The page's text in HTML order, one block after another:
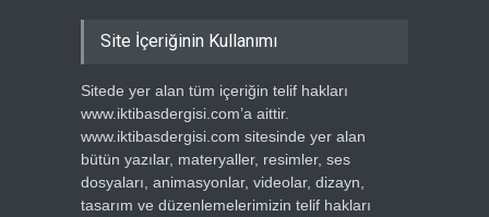
Site İçeriğinin Kullanımı
Sitede yer alan tüm içeriğin telif hakları
www.iktibasdergisi.com’a aittir.
www.iktibasdergisi.com sitesinde yer alan
bütün yazılar, materyaller, resimler, ses
dosyaları, animasyonlar, videolar, dizayn,
tasarım ve düzenlemelerimizin telif hakları